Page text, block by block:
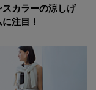
スカラーの涼しげ
注目！